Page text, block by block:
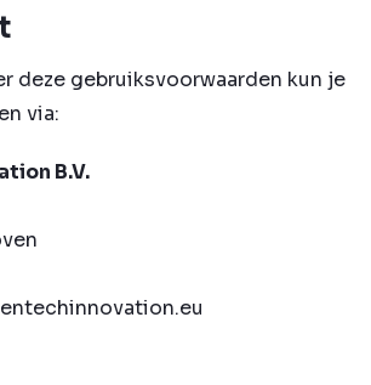
deze gebruiksvoorwaarden kun je
via:
B.V.